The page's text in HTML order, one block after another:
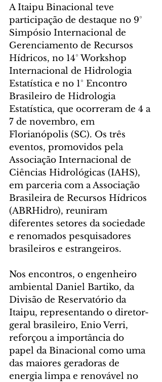
A Itaipu Binacional teve
participação de destaque no 9°
Simpósio Internacional de
Gerenciamento de Recursos
Hídricos, no 14° Workshop
Internacional de Hidrologia
Estatística e no 1° Encontro
Brasileiro de Hidrologia
Estatística, que ocorreram de 4 a
7 de novembro, em
Florianópolis (SC). Os três
eventos, promovidos pela
Associação Internacional de
Ciências Hidrológicas (IAHS),
em parceria com a Associação
Brasileira de Recursos Hídricos
(ABRHidro), reuniram
diferentes setores da sociedade
e renomados pesquisadores
brasileiros e estrangeiros.
Nos encontros, o engenheiro
ambiental Daniel Bartiko, da
Divisão de Reservatório da
Itaipu, representando o diretor-
geral brasileiro, Enio Verri,
reforçou a importância do
papel da Binacional como uma
das maiores geradoras de
energia limpa e renovável no